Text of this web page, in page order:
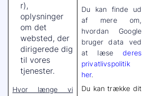
r),
oplysninger
om det
websted, der
dirigerede dig
til vores
tjenester.
Hvor længe vi
Du kan finde ud
af mere om,
hvordan Google
bruger data ved
at læsederes
privatlivspolitik
her.
Du kan trække dit